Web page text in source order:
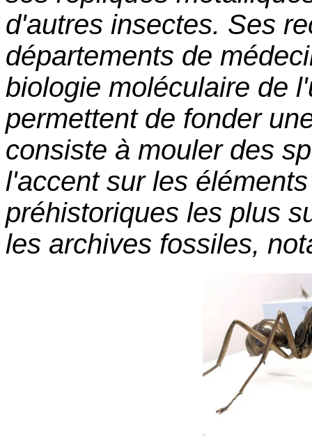
d'autres insectes. Ses
départements de
biologie moléculaire de
permettent de fonder
consiste à mouler des
l'accent sur les
préhistoriques les plus
les archives fossiles,